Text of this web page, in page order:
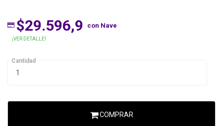
$29.596,9 con Nave
¡VER DETALLE!
Cantidad
COMPRAR